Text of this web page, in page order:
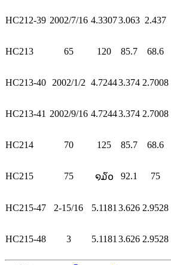
HC212-39 2002/7/16 4.33073.063 2.437
HC213 65 120 85.7 68.6
HC213-40 2002/1/2 4.72443.374 2.7008
HC213-41 2002/9/16 4.72443.374 2.7008
HC214 70 125 85.7 68.6
HC215 75 ໑໓໐ 92.1 75
HC215-47 2-15/16 5.1181 3.626 2.9528
HC215-48 3 5.1181 3.626 2.9528